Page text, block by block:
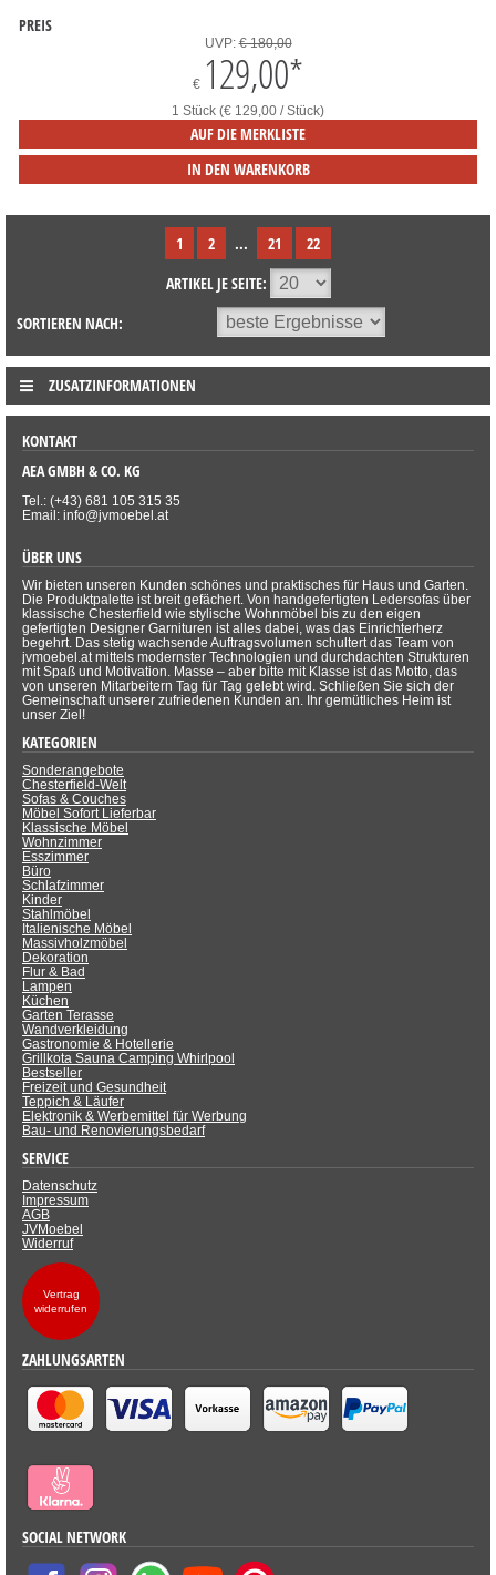
PREIS
UVP:€ 180,00
€ 129,00*
1 Stück (€ 129,00 / Stück)
AUF DIE MERKLISTE
IN DEN WARENKORB
1 2 ... 21
22
ARTIKEL JE SEITE:
SORTIEREN NACH:
ZUSATZINFORMATIONEN
KONTAKT
AEA GMBH & CO. KG
Tel.: (+43) 681 105 315 35
Email: info@jvmoebel.at
ÜBER UNS
Wir bieten unseren Kunden schönes und praktisches für Haus und Garten.
Die Produktpalette ist breit gefächert. Von handgefertigten Ledersofas über
klassische Chesterfield wie stylische Wohnmöbel bis zu den eigen
gefertigten Designer Garnituren ist alles dabei, was das Einrichterherz
begehrt. Das stetig wachsende Auftragsvolumen schultert das Team von
jvmoebel.at mittels modernster Technologien und durchdachten Strukturen
mit Spaß und Motivation. Masse – aber bitte mit Klasse ist das Motto, das
von unseren Mitarbeitern Tag für Tag gelebt wird. Schließen Sie sich der
Gemeinschaft unserer zufriedenen Kunden an. Ihr gemütliches Heim ist
unser Ziel!
KATEGORIEN
Sonderangebote
Chesterfield-Welt
Sofas & Couches
Möbel Sofort Lieferbar
Klassische Möbel
Wohnzimmer
Esszimmer
Büro
Schlafzimmer
Kinder
Stahlmöbel
Italienische Möbel
Massivholzmöbel
Dekoration
Flur & Bad
Lampen
Küchen
Garten Terasse
Wandverkleidung
Gastronomie & Hotellerie
Grillkota Sauna Camping Whirlpool
Bestseller
Freizeit und Gesundheit
Teppich & Läufer
Elektronik & Werbemittel für Werbung
Bau- und Renovierungsbedarf
SERVICE
Datenschutz
Impressum
AGB
JVMoebel
Widerruf
Vertrag
widerrufen
ZAHLUNGSARTEN
SOCIAL NETWORK